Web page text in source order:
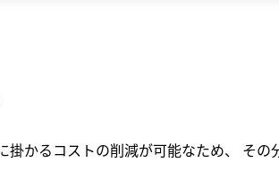
かるコストの削減が可能なため、 そ